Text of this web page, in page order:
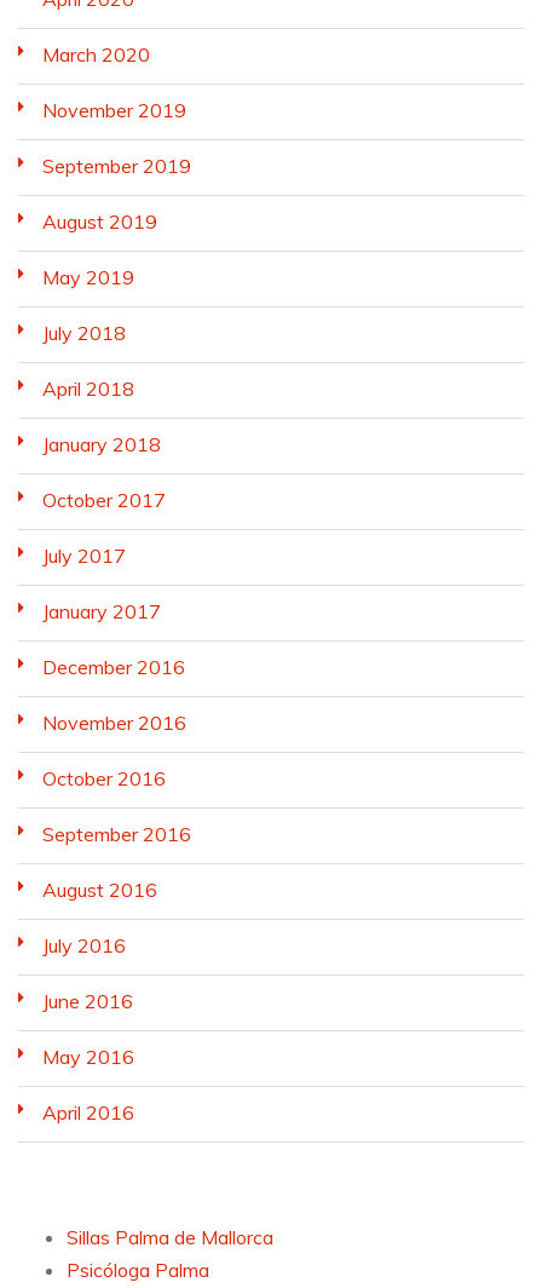
March 2020
November 2019
September 2019
August 2019
May 2019
July 2018
April 2018
January 2018
October 2017
July 2017
January 2017
December 2016
November 2016
October 2016
September 2016
August 2016
July 2016
June 2016
May 2016
April 2016
Sillas Palma de Mallorca
Psicóloga Palma